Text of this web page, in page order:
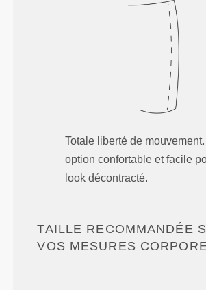
Totale liberté de mouvement.
option confortable et facile
look décontracté.
TAILLE RECOMMANDÉE
VOS MESURES